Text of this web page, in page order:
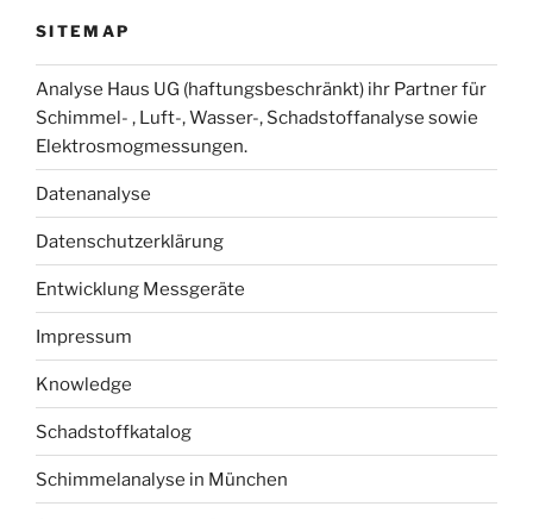
SITEMAP
Analyse Haus UG (haftungsbeschränkt) ihr Partner für
Schimmel- , Luft-, Wasser-, Schadstoffanalyse sowie
Elektrosmogmessungen.
Datenanalyse
Datenschutzerklärung
Entwicklung Messgeräte
Impressum
Knowledge
Schadstoffkatalog
Schimmelanalyse in München